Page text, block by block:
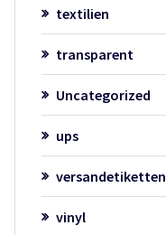
textilien
transparent
Uncategorized
ups
versandetiketten
vinyl